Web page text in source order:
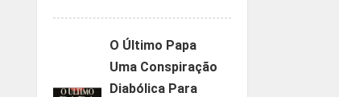
de
era:
R$ 47,32.R$ 9,90.
O Último Papa
Uma Conspiração
Diabólica Para